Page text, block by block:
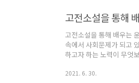
고전소설을 통해
고전소설을 통해 배우는
속에서 사회문제가 되고
하고자 하는 노력이 무엇
2021. 6. 30.